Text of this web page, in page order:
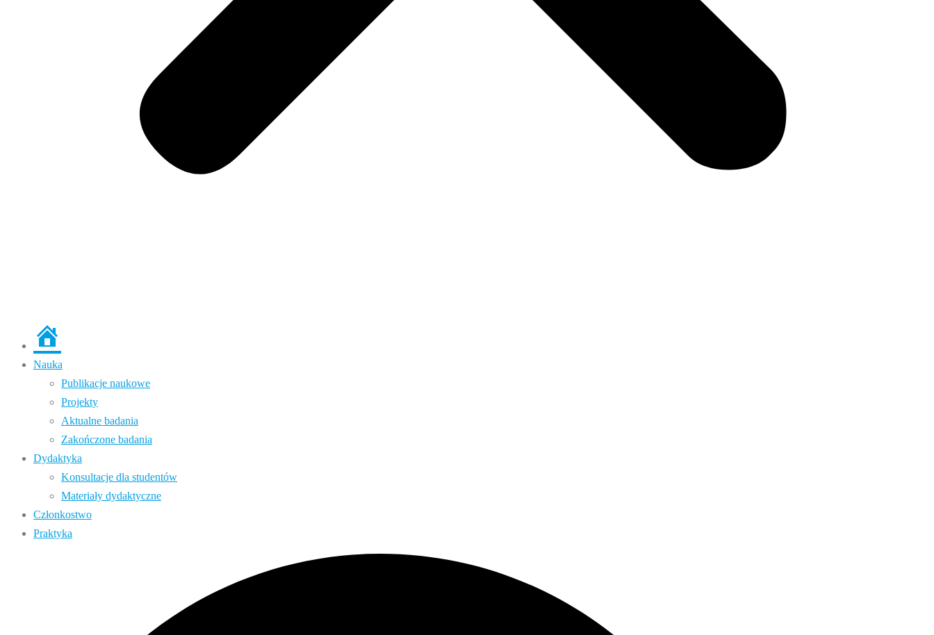
główna
Nauka
Publikacje naukowe
Projekty
Aktualne badania
Zakończone badania
Dydaktyka
Konsultacje dla studentów
Materiały dydaktyczne
Członkostwo
Praktyka